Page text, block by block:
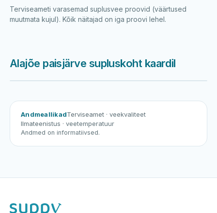
Terviseameti varasemad suplusvee proovid (väärtused
muutmata kujul). Kõik näitajad on iga proovi lehel.
Alajõe paisjärve supluskoht kaardil
AndmeallikadTerviseamet · veekvaliteet
Ilmateenistus · veetemperatuur
Andmed on informatiivsed.